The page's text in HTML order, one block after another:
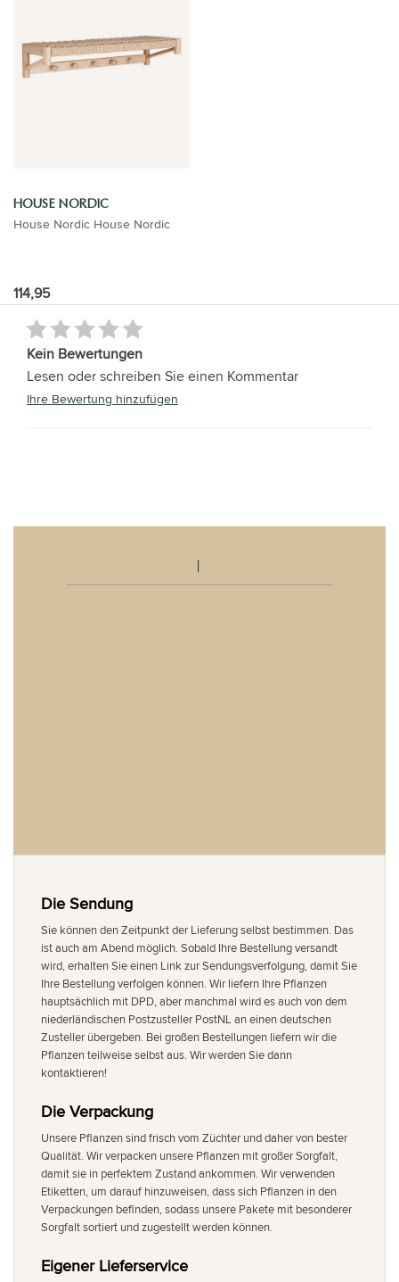
HOUSE NORDIC
House Nordic House Nordic
114,95
Kein Bewertungen
Lesen oder schreiben Sie einen Kommentar
Ihre Bewertung hinzufügen
Die Sendung
Sie können den Zeitpunkt der Lieferung selbst bestimmen. Das
ist auch am Abend möglich. Sobald Ihre Bestellung versandt
wird, erhalten Sie einen Link zur Sendungsverfolgung, damit Sie
Ihre Bestellung verfolgen können. Wir liefern Ihre Pflanzen
hauptsächlich mit DPD, aber manchmal wird es auch von dem
niederländischen Postzusteller PostNL an einen deutschen
Zusteller übergeben. Bei großen Bestellungen liefern wir die
Pflanzen teilweise selbst aus. Wir werden Sie dann
kontaktieren!
Die Verpackung
Unsere Pflanzen sind frisch vom Züchter und daher von bester
Qualität. Wir verpacken unsere Pflanzen mit großer Sorgfalt,
damit sie in perfektem Zustand ankommen. Wir verwenden
Etiketten, um darauf hinzuweisen, dass sich Pflanzen in den
Verpackungen befinden, sodass unsere Pakete mit besonderer
Sorgfalt sortiert und zugestellt werden können.
Eigener Lieferservice